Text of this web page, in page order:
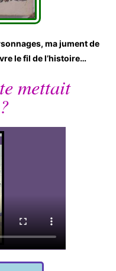
ma jument de
le fil de l’histoire…
mettait